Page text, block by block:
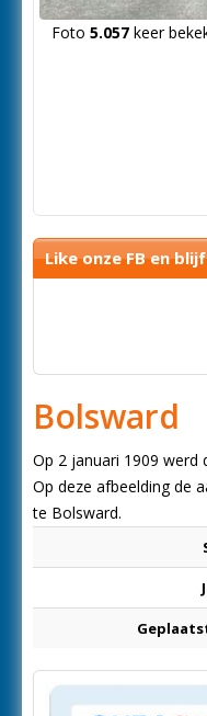
Foto 5.057keer
Like onze FB en
Bolsward
Op 2 januari 1909 werd
Op deze afbeelding de
te Bolsward.